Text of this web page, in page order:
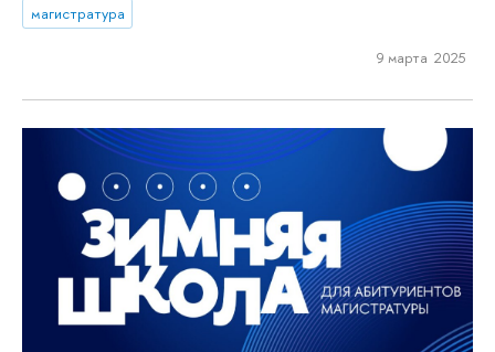
магистратура
9 марта 2025